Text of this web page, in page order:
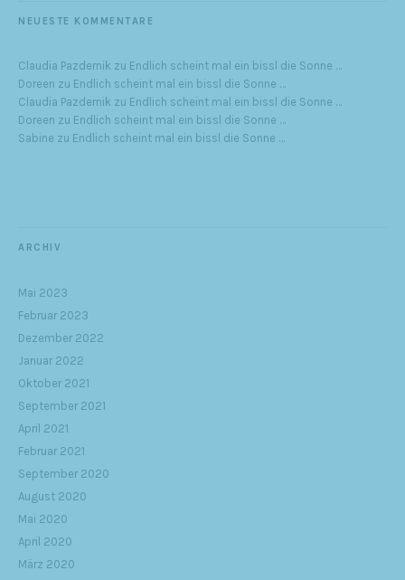
NEUESTE KOMMENTARE
Claudia Pazdernik zu Endlich scheint mal ein bissl die Sonne …
Doreen zu Endlich scheint mal ein bissl die Sonne …
Claudia Pazdernik zu Endlich scheint mal ein bissl die Sonne …
Doreen zu Endlich scheint mal ein bissl die Sonne …
Sabine zu Endlich scheint mal ein bissl die Sonne …
ARCHIV
Mai 2023
Februar 2023
Dezember 2022
Januar 2022
Oktober 2021
September 2021
April 2021
Februar 2021
September 2020
August 2020
Mai 2020
April 2020
März 2020